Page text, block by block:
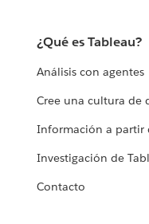
¿Qué es Tableau?
Análisis con agentes
Cree una cultura de
Información a partir
Investigación de
Contacto